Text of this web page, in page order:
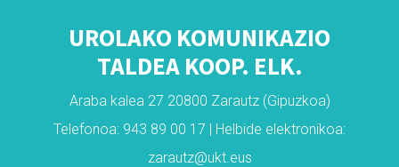
UROLAKO KOMUNIKAZIO
TALDEA KOOP. ELK.
Araba kalea 27 20800 Zarautz (Gipuzkoa)
Telefonoa: 943 89 00 17 | Helbide elektronikoa:
zarautz@ukt.eus